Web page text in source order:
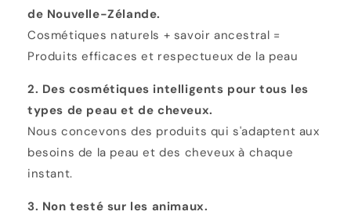
de Nouvelle-Zélande.
Cosmétiques naturels + savoir ancestral =
Produits efficaces et respectueux de la peau
2. Des cosmétiques intelligents pour tous les
types de peau et de cheveux.
Nous concevons des produits qui s'adaptent aux
besoins de la peau et des cheveux à chaque
instant.
3. Non testé sur les animaux.